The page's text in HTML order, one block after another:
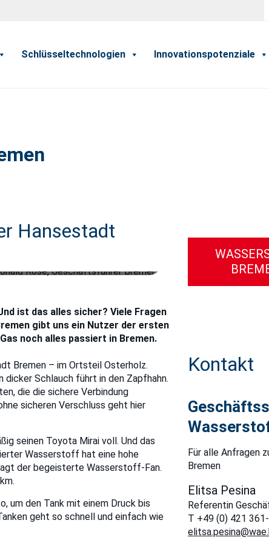
Schlüsseltechnologien Innovationspotenziale
Hansestadt
Rose, Geschäftsführer Bremer
ist das alles sicher? Viele Fragen
gibt uns ein Nutzer der ersten
noch alles passiert in Bremen.
Bremen – im Ortsteil Osterholz.
dicker Schlauch führt in den Zapfhahn.
die die sichere Verbindung
sicheren Verschluss geht hier
seinen Toyota Mirai voll. Und das
Wasserstoff hat eine hohe
der begeisterte Wasserstoff-Fan.
um den Tank mit einem Druck bis
geht so schnell und einfach wie
Kontakt
Für alle Anfragen
Bremen
Elitsa Pesina
Referentin
T +49 (0) 421